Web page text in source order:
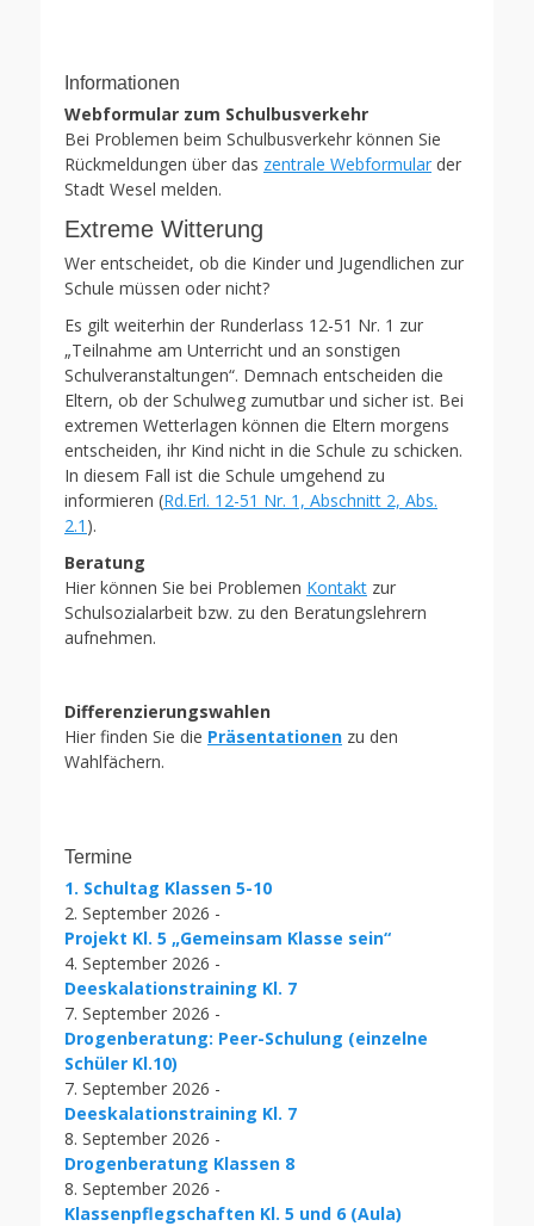
Informationen
Webformular zum Schulbusverkehr
Bei Problemen beim Schulbusverkehr können Sie
Rückmeldungen über das zentrale Webformular der
Stadt Wesel melden.
Extreme Witterung
Wer entscheidet, ob die Kinder und Jugendlichen zur
Schule müssen oder nicht?
Es gilt weiterhin der Runderlass 12-51 Nr. 1 zur
„Teilnahme am Unterricht und an sonstigen
Schulveranstaltungen“. Demnach entscheiden die
Eltern, ob der Schulweg zumutbar und sicher ist. Bei
extremen Wetterlagen können die Eltern morgens
entscheiden, ihr Kind nicht in die Schule zu schicken.
In diesem Fall ist die Schule umgehend zu
informieren (Rd.Erl. 12-51 Nr. 1, Abschnitt 2, Abs.
2.1 ).
Beratung
Hier können Sie bei Problemen Kontakt zur
Schulsozialarbeit bzw. zu den Beratungslehrern
aufnehmen.
Differenzierungswahlen
Hier finden Sie die Präsentationen zu den
Wahlfächern.
Termine
1. Schultag Klassen 5-10
2. September 2026 -
Projekt Kl. 5 „Gemeinsam Klasse sein“
4. September 2026 -
Deeskalationstraining Kl. 7
7. September 2026 -
Drogenberatung: Peer-Schulung (einzelne
Schüler Kl.10)
7. September 2026 -
Deeskalationstraining Kl. 7
8. September 2026 -
Drogenberatung Klassen 8
8. September 2026 -
Klassenpflegschaften Kl. 5 und 6 (Aula)